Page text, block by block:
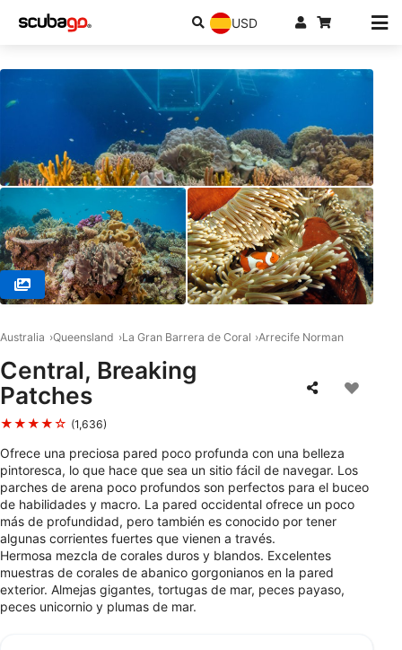
USD
Australia Queensland La Gran Barrera de Coral Arrecife Norman
Central, Breaking
Patches
★★★★☆ (1,636)
Ofrece una preciosa pared poco profunda con una belleza
pintoresca, lo que hace que sea un sitio fácil de navegar. Los
parches de arena poco profundos son perfectos para el buceo
de habilidades y macro. La pared occidental ofrece un poco
más de profundidad, pero también es conocido por tener
algunas corrientes fuertes que vienen a través.
Hermosa mezcla de corales duros y blandos. Excelentes
muestras de corales de abanico gorgonianos en la pared
exterior. Almejas gigantes, tortugas de mar, peces payaso,
peces unicornio y plumas de mar.